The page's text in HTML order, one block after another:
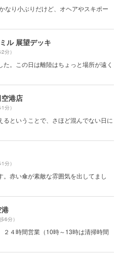
なり小ぶりだけど、オヘアやスキポー
ル 展望デッキ
2分）
た。この日は離陸はちょっと場所が遠く
港店
1分）
るということで、さほど混んでない日に
1分）
。赤い傘が素敵な雰囲気を出してまし
6分）
２４時間営業（10時～13時は清掃時間